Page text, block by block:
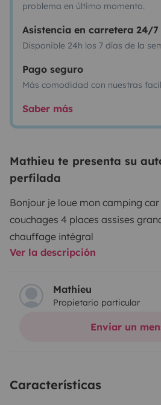
problema en último momento.
Asistencia en carretera 24/7
Disponible 24h los 7 días de la
Pago seguro
Más comodidad con nuestras
Saber más
Mathieu te presenta su
perfilada
Bonjour je loue mon camping
couchages 4 places assises
chauffage intégral
Ver la descripción
Mathieu
Propietario particular
Enviar un
Características